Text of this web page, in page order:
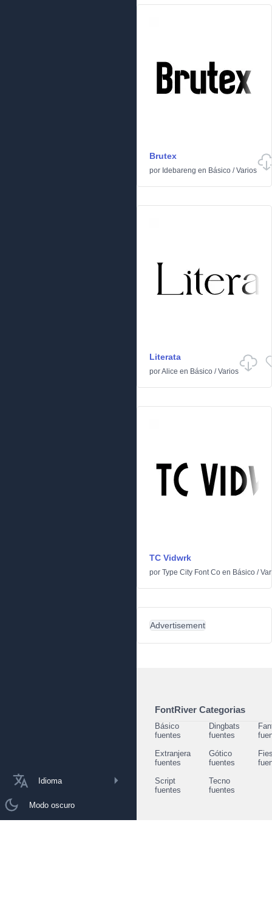
Idioma
Modo oscuro
Brutex
por Idebareng en Básico /Varios
Literata
porAlice en Básico /Varios
TC Vidwrk
por Type City Font Co en Básico /
Advertisement
FontRiver Categorias
Básico
fuentes
Dingbats
fuentes
Extranjera
fuentes
Gótico
fuentes
Script
fuentes
Tecno
fuentes